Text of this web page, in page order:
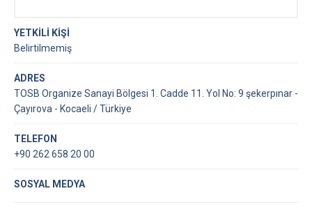
YETKİLİ KİŞİ
Belirtilmemiş
ADRES
TOSB Organize Sanayi Bölgesi 1. Cadde 11. Yol No: 9 şekerpınar -
Çayırova - Kocaeli / Türkiye
TELEFON
+90 262 658 20 00
SOSYAL MEDYA